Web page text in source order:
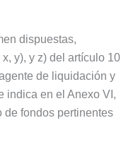
dispuestas,
y), y z) del artículo 10
de liquidación y
indica en el Anexo VI,
de fondos pertinentes